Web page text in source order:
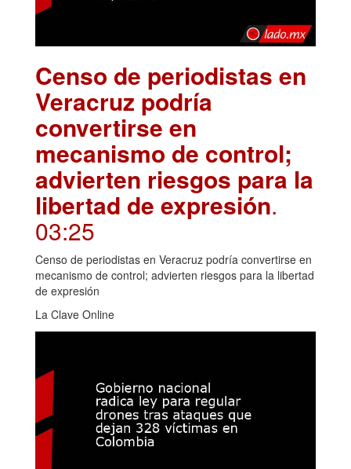
Censo de periodistas en
Veracruz podría
convertirse en
mecanismo de control;
advierten riesgos para la
libertad de expresión.
03:25
Censo de periodistas en Veracruz podría convertirse en
mecanismo de control; advierten riesgos para la libertad
de expresión
La Clave Online